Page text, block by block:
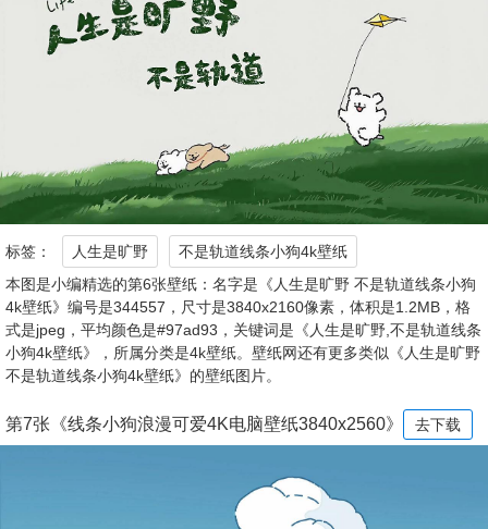
标签： 人生是旷野
不是轨道线条小狗4k壁纸
本图是小编精选的第6张壁纸：名字是《人生是旷野 不是轨道线条小狗
4k壁纸》编号是344557，尺寸是3840x2160像素，体积是1.2MB，格
式是jpeg，平均颜色是#97ad93，关键词是《人生是旷野,不是轨道线条
小狗4k壁纸》，所属分类是4k壁纸。壁纸网还有更多类似《人生是旷野
不是轨道线条小狗4k壁纸》的壁纸图片。
第7张《线条小狗浪漫可爱4K电脑壁纸3840x2560》 去下载